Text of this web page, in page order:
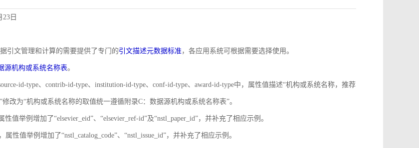
23日
引文管理和计算的需要提供了专门的引文描述元数据标准 ，各应用系统可根据需要选择使用。
源机构或系统名称表。
id-type、contrib-id-type、institution-id-type、conf-id-type、award-id-type中，属性值描述“机构或系统名称，推荐
改为“机构或系统名称的取值统一遵循附录C：数据源机构或系统名称表”。
性值举例增加了“elsevier_eid”、“elsevier_ref-id”及“nstl_paper_id”，并补充了相应示例。
属性值举例增加了“nstl_catalog_code”、“nstl_issue_id”，并补充了相应示例。